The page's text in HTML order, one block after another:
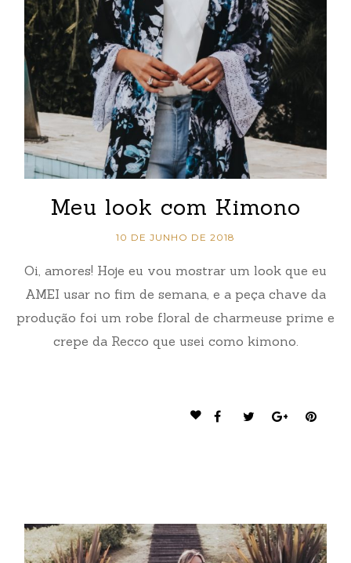
Meu look com Kimono
10 DE JUNHO DE 2018
Oi, amores! Hoje eu vou mostrar um look que eu
AMEI usar no fim de semana, e a peça chave da
produção foi um robe floral de charmeuse prime e
crepe da Recco que usei como kimono.